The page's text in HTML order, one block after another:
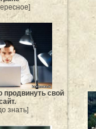
продвинуть свой
знать]